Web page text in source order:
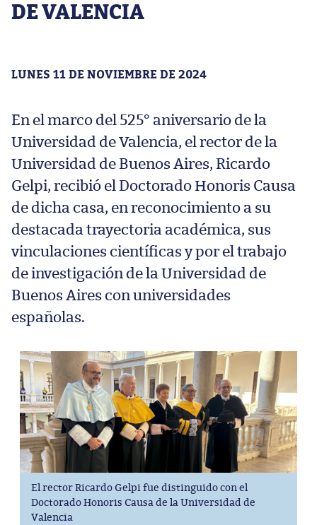
DE VALENCIA
LUNES 11 DE NOVIEMBRE DE 2024
En el marco del 525° aniversario de la
Universidad de Valencia, el rector de la
Universidad de Buenos Aires, Ricardo
Gelpi, recibió el Doctorado Honoris Causa
de dicha casa, en reconocimiento a su
destacada trayectoria académica, sus
vinculaciones científicas y por el trabajo
de investigación de la Universidad de
Buenos Aires con universidades
españolas.
El rector Ricardo Gelpi fue distinguido con el
Doctorado Honoris Causa de la Universidad de
Valencia